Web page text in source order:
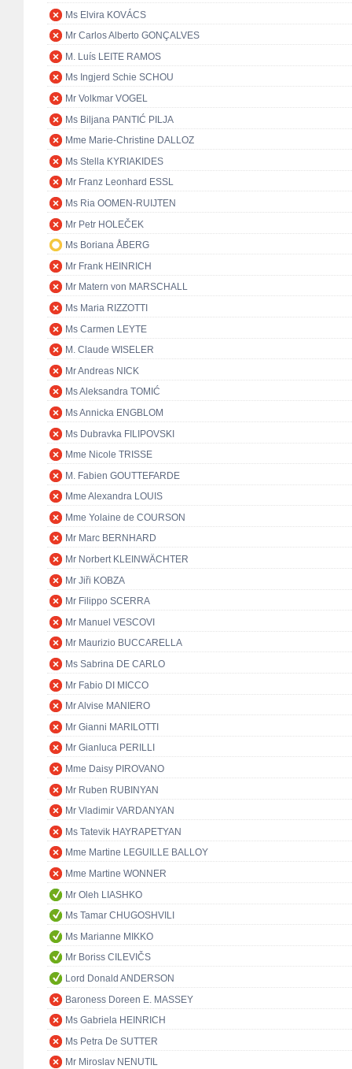
Ms Elvira KOVÁCS
Mr Carlos Alberto GONÇALVES
M. Luís LEITE RAMOS
Ms Ingjerd Schie SCHOU
Mr Volkmar VOGEL
Ms Biljana PANTIĆ PILJA
Mme Marie-Christine DALLOZ
Ms Stella KYRIAKIDES
Mr Franz Leonhard ESSL
Ms Ria OOMEN-RUIJTEN
Mr Petr HOLEČEK
Ms Boriana ÅBERG
Mr Frank HEINRICH
Mr Matern von MARSCHALL
Ms Maria RIZZOTTI
Ms Carmen LEYTE
M. Claude WISELER
Mr Andreas NICK
Ms Aleksandra TOMIĆ
Ms Annicka ENGBLOM
Ms Dubravka FILIPOVSKI
Mme Nicole TRISSE
M. Fabien GOUTTEFARDE
Mme Alexandra LOUIS
Mme Yolaine de COURSON
Mr Marc BERNHARD
Mr Norbert KLEINWÄCHTER
Mr Jiři KOBZA
Mr Filippo SCERRA
Mr Manuel VESCOVI
Mr Maurizio BUCCARELLA
Ms Sabrina DE CARLO
Mr Fabio DI MICCO
Mr Alvise MANIERO
Mr Gianni MARILOTTI
Mr Gianluca PERILLI
Mme Daisy PIROVANO
Mr Ruben RUBINYAN
Mr Vladimir VARDANYAN
Ms Tatevik HAYRAPETYAN
Mme Martine LEGUILLE BALLOY
Mme Martine WONNER
Mr Oleh LIASHKO
Ms Tamar CHUGOSHVILI
Ms Marianne MIKKO
Mr Boriss CILEVIČS
Lord Donald ANDERSON
Baroness Doreen E. MASSEY
Ms Gabriela HEINRICH
Ms Petra De SUTTER
Mr Miroslav NENUTIL